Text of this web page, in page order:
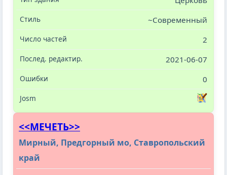
~Современный
2
2021-06-07
0
<<МЕЧЕТЬ>>
Мирный, Предгорный мо, Ставропольский
край